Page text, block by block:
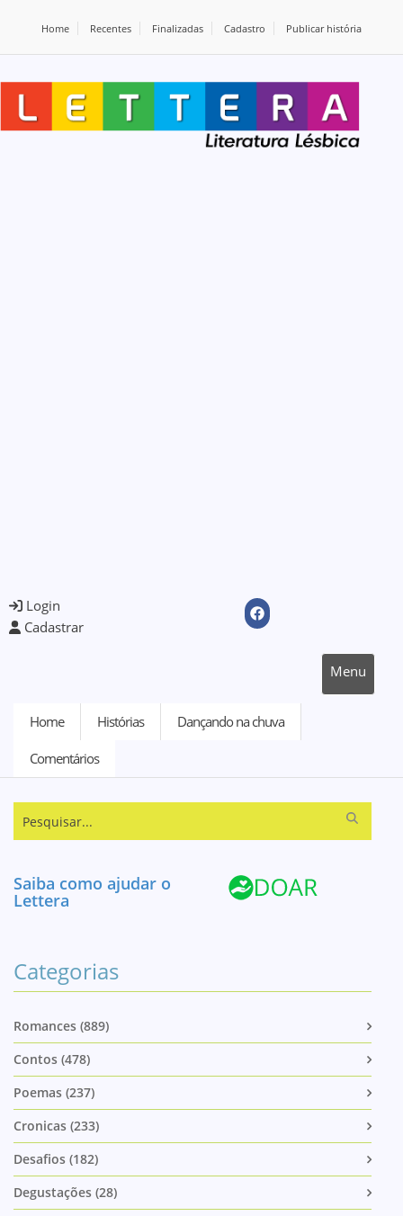
Home Recentes Finalizadas Cadastro Publicar história
Login
Cadastrar
Menu
Home Histórias Dançando na chuva
Comentários
Saiba como ajudar o
Lettera
Categorias
Romances (889)
Contos (478)
Poemas (237)
Cronicas (233)
Desafios (182)
Degustações (28)